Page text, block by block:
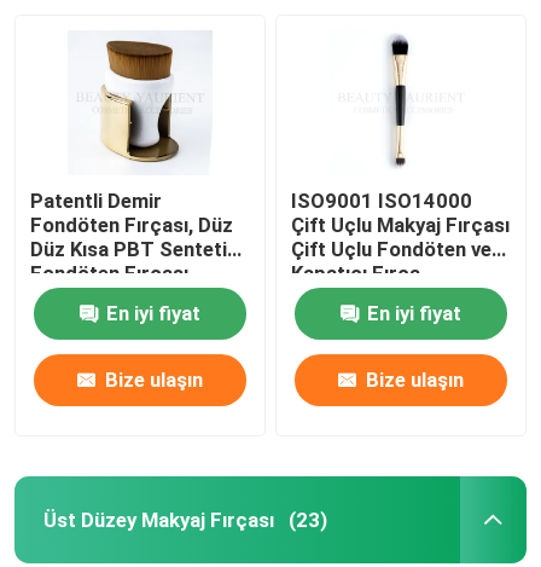
Patentli Demir
Fondöten Fırçası, Düz
Düz Kısa PBT Sentetik
Fondöten Fırçası
En iyi fiyat
Bize ulaşın
ISO9001 ISO14000
Çift Uçlu Makyaj Fırçası
Çift Uçlu Fondöten ve
Kapatıcı Fırça
En iyi fiyat
Bize ulaşın
Üst Düzey Makyaj Fırçası (23)